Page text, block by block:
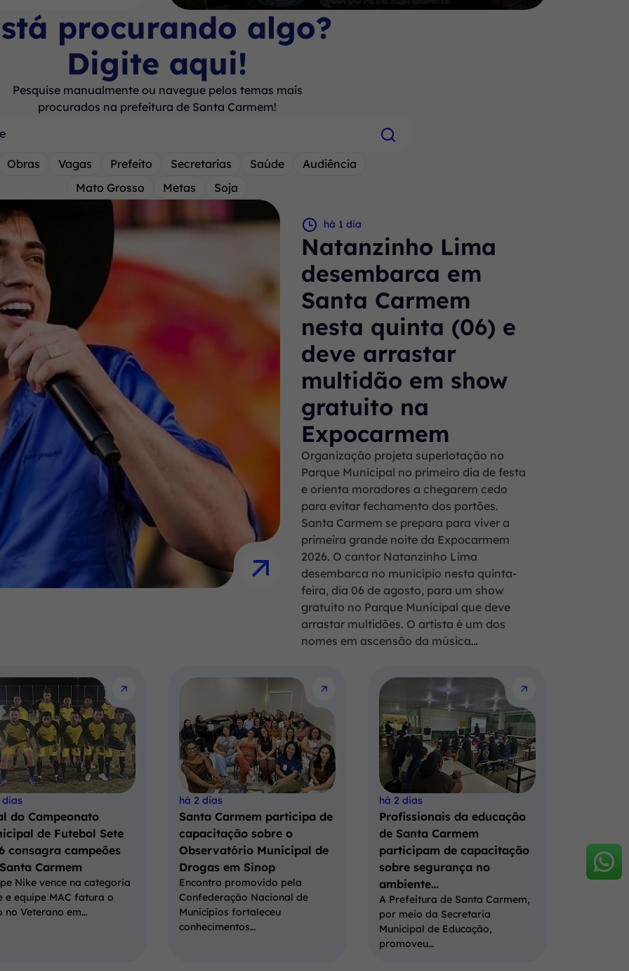
procurando algo?
Digite aqui!
Pesquise manualmente ou navegue pelos temas mais
procurados na prefeitura de Santa Carmem!
Obras Vagas Prefeito Secretarias Saúde
Audiência
Mato Grosso
Metas Soja
há 1 dia
Natanzinho Lima
desembarca em
Santa Carmem
nesta quinta (06) e
deve arrastar
multidão em show
gratuito na
Expocarmem
Organização projeta superlotação no
Parque Municipal no primeiro dia de festa
e orienta moradores a chegarem cedo
para evitar fechamento dos portões.
Santa Carmem se prepara para viver a
primeira grande noite da Expocarmem
2026. O cantor Natanzinho Lima
desembarca no município nesta quinta-
feira, dia 06 de agosto, para um show
gratuito no Parque Municipal que deve
arrastar multidões. O artista é um dos
nomes em ascensão da música…
dias
do Campeonato
de Futebol Sete
consagra campeões
Carmem
Nike vence na categoria
e equipe MAC fatura o
no Veterano em…
há 2 dias
Santa Carmem participa de
capacitação sobre o
Observatório Municipal de
Drogas em Sinop
Encontro promovido pela
Confederação Nacional de
Municípios fortaleceu
conhecimentos…
há 2 dias
Profissionais da educação
de Santa Carmem
participam de capacitação
sobre segurança no
ambiente…
A Prefeitura de Santa Carmem,
por meio da Secretaria
Municipal de Educação,
promoveu…